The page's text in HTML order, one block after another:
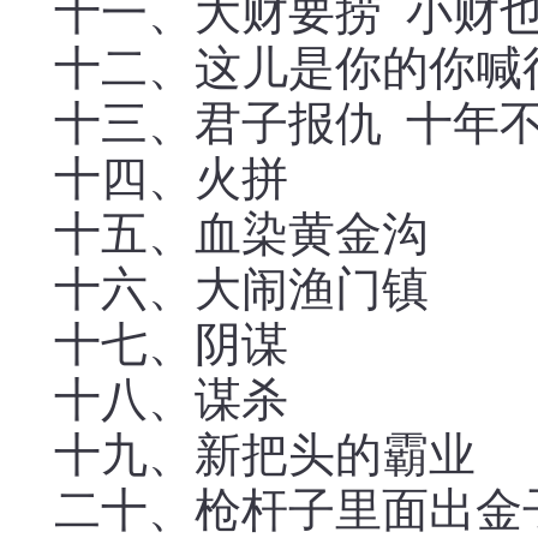
十一、大财要捞 小财
十二、这儿是你的你喊
十三、君子报仇 十年
十四、火拼
十五、血染黄金沟
十六、大闹渔门镇
十七、阴谋
十八、谋杀
十九、新把头的霸业
二十、枪杆子里面出金